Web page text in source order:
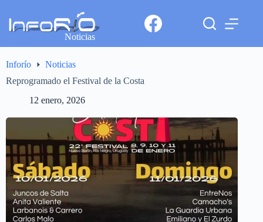
Noticias
Inforío
Noticias
Reprogramado el Festival de la Costa
12 enero, 2026